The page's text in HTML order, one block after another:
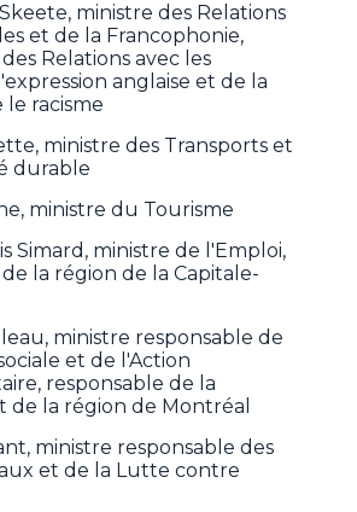
ministre des Relations
et de la Francophonie,
Relations avec les
anglaise et de la
racisme
ministre des Transports et
durable
ministre du Tourisme
Simard, ministre de l'Emploi,
la région de la Capitale-
ministre responsable de
et de l'Action
responsable de la
de la région de Montréal
ministre responsable des
et de la Lutte contre